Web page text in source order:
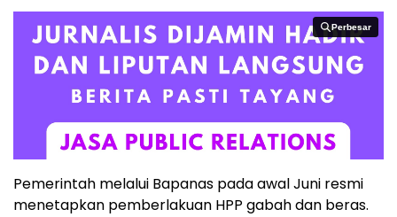
Perbesar
Perbesar
Pemerintah melalui Bapanas pada awal Juni resmi
menetapkan pemberlakuan HPP gabah dan beras.